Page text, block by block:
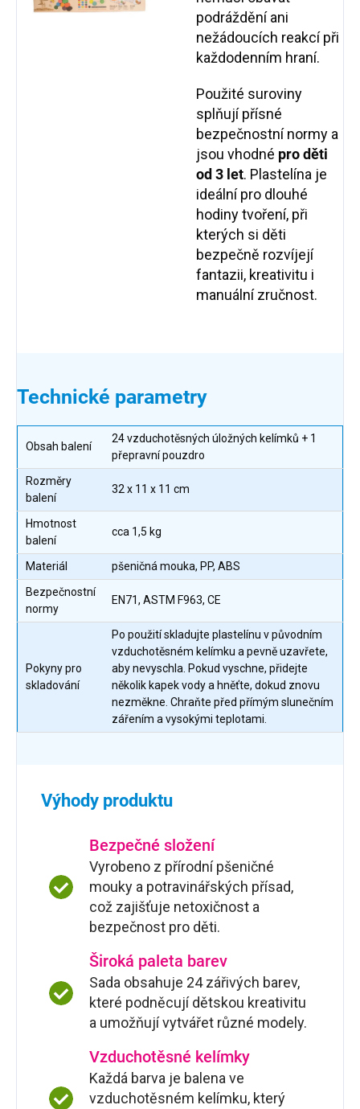
podráždění ani
nežádoucích reakcí při
každodenním hraní.
Použité suroviny
splňují přísné
bezpečnostní normy a
jsou vhodné pro děti
od 3 let. Plastelína je
ideální pro dlouhé
hodiny tvoření, při
kterých si děti
bezpečně rozvíjejí
fantazii, kreativitu i
manuální zručnost.
Technické parametry
Obsah balení
24 vzduchotěsných úložných kelímků + 1
přepravní pouzdro
Rozměry
balení
32 x 11 x 11 cm
Hmotnost
balení
cca 1,5 kg
Materiál
pšeničná mouka, PP, ABS
Bezpečnostní
normy
EN71, ASTM F963, CE
Pokyny pro
skladování
Po použití skladujte plastelínu v původním
vzduchotěsném kelímku a pevně uzavřete,
aby nevyschla. Pokud vyschne, přidejte
několik kapek vody a hněťte, dokud znovu
nezměkne. Chraňte před přímým slunečním
zářením a vysokými teplotami.
Výhody produktu
Bezpečné složení
Vyrobeno z přírodní pšeničné
mouky a potravinářských přísad,
což zajišťuje netoxičnost a
bezpečnost pro děti.
Široká paleta barev
Sada obsahuje 24 zářivých barev,
které podněcují dětskou kreativitu
a umožňují vytvářet různé modely.
Vzduchotěsné kelímky
Každá barva je balena ve
vzduchotěsném kelímku, který